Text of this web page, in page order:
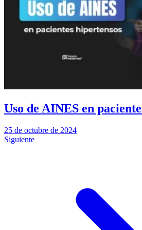
Uso de AINES en
25 de octubre de 2024
Siguiente